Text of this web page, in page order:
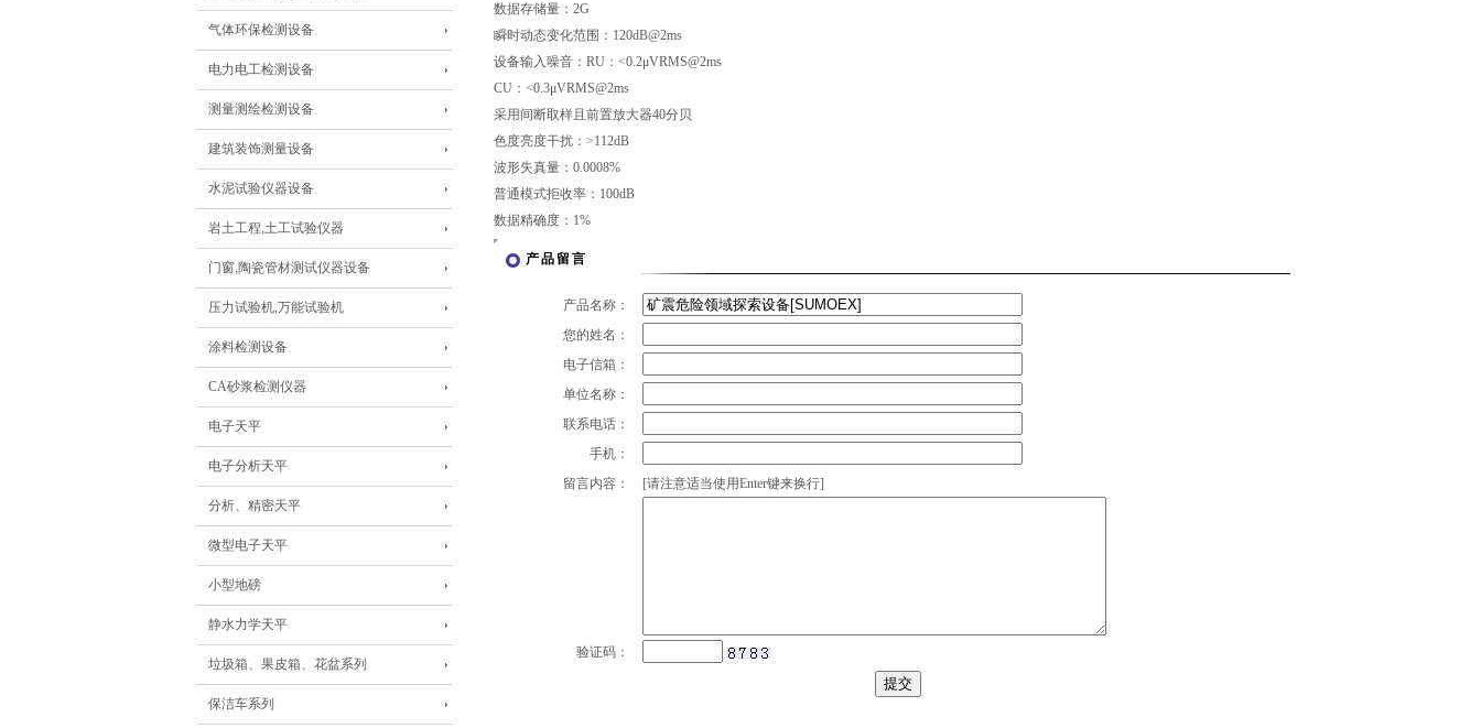
气体环保检测设备
电力电工检测设备
测量测绘检测设备
建筑装饰测量设备
水泥试验仪器设备
岩土工程,土工试验仪器
门窗,陶瓷管材测试仪器设备
压力试验机,万能试验机
涂料检测设备
CA砂浆检测仪器
电子天平
电子分析天平
分析、精密天平
微型电子天平
小型地磅
静水力学天平
垃圾箱、果皮箱、花盆系列
保洁车系列
数据存储量：2G
瞬时动态变化范围：120dB@2ms
设备输入噪音：RU：<0.2μVRMS@2ms
CU：<0.3μVRMS@2ms
采用间断取样且前置放大器40分贝
色度亮度干扰：>112dB
波形失真量：0.0008%
普通模式拒收率：100dB
数据精确度：1%
产品留言
产品名称：
您的姓名：
电子信箱：
单位名称：
联系电话：
手机：
留言内容：
[请注意适当使用Enter键来换行]
验证码：